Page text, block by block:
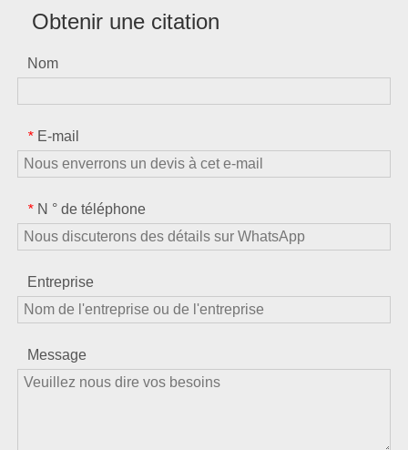
Obtenir une citation
Nom
* E-mail
* N ° de téléphone
Entreprise
Message